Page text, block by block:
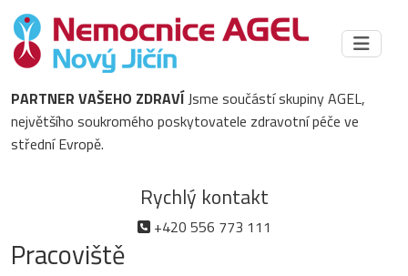
PARTNER VAŠEHO ZDRAVÍJsme součástí skupiny AGEL,
největšího soukromého poskytovatele zdravotní péče ve
střední Evropě.
Rychlý kontakt
+420 556 773 111
Pracoviště